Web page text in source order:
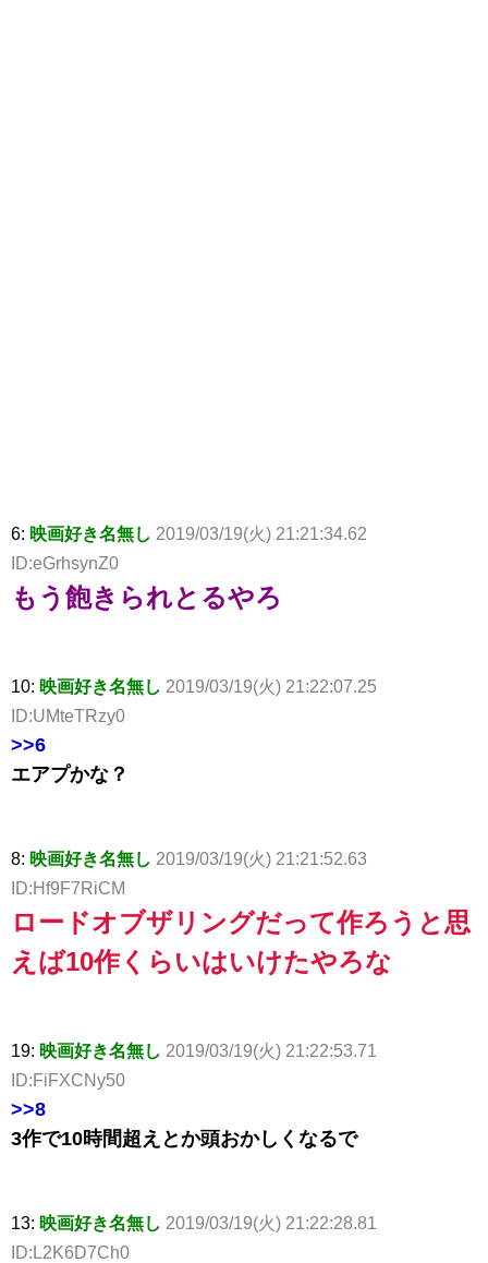
6: 映画好き名無し 2019/03/19(火) 21:21:34.62
ID:eGrhsynZ0
もう飽きられとるやろ
10: 映画好き名無し 2019/03/19(火) 21:22:07.25
ID:UMteTRzy0
>>6
エアプかな？
8: 映画好き名無し 2019/03/19(火) 21:21:52.63
ID:Hf9F7RiCM
ロードオブザリングだって作ろうと思
えば10作くらいはいけたやろな
19: 映画好き名無し 2019/03/19(火) 21:22:53.71
ID:FiFXCNy50
>>8
3作で10時間超えとか頭おかしくなるで
13: 映画好き名無し 2019/03/19(火) 21:22:28.81
ID:L2K6D7Ch0